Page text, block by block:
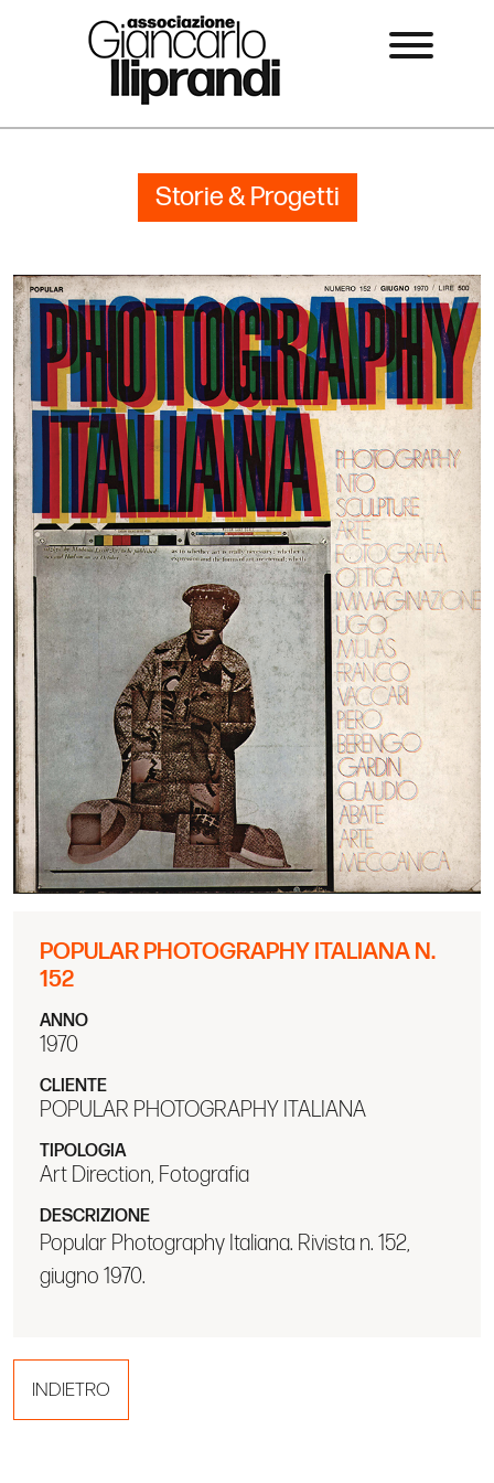
Storie & Progetti
POPULAR PHOTOGRAPHY ITALIANA N.
152
ANNO
1970
CLIENTE
POPULAR PHOTOGRAPHY ITALIANA
TIPOLOGIA
Art Direction, Fotografia
DESCRIZIONE
Popular Photography Italiana. Rivista n. 152,
giugno 1970.
INDIETRO